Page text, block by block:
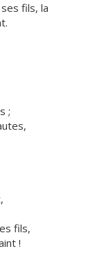
fils, la
;
fils,
!